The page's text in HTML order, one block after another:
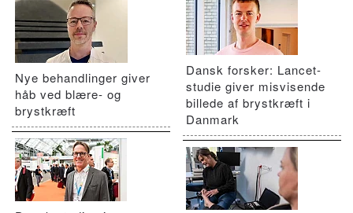
Nye behandlinger giver
håb ved blære- og
brystkræft
Dansk forsker: Lancet-
studie giver misvisende
billede af brystkræft i
Danmark